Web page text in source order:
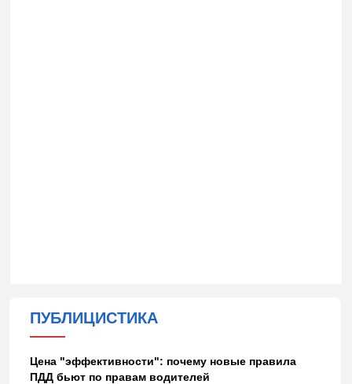
ПУБЛИЦИСТИКА
Цена "эффективности": почему новые правила
ПДД бьют по правам водителей